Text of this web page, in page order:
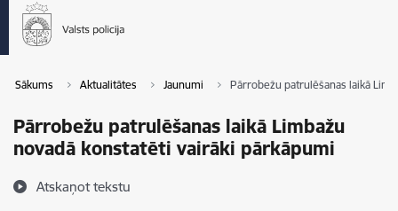
Sākums Aktualitātes Jaunumi Pārrobežu patrulēšanas laikā
Pārrobežu patrulēšanas laikā Limbažu
novadā konstatēti vairāki pārkāpumi
Atskaņot tekstu